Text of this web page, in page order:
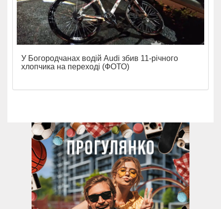
У Богородчанах водій Audi збив 11-річного
хлопчика на переході (ФОТО)